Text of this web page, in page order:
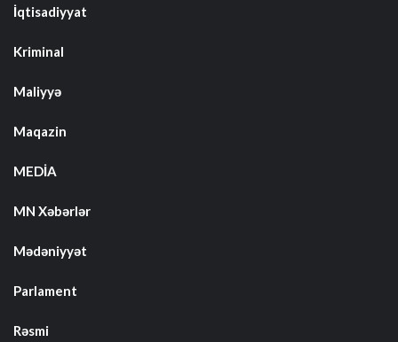
İqtisadiyyat
Kriminal
Maliyyə
Maqazin
MEDİA
MN Xəbərlər
Mədəniyyət
Parlament
Rəsmi